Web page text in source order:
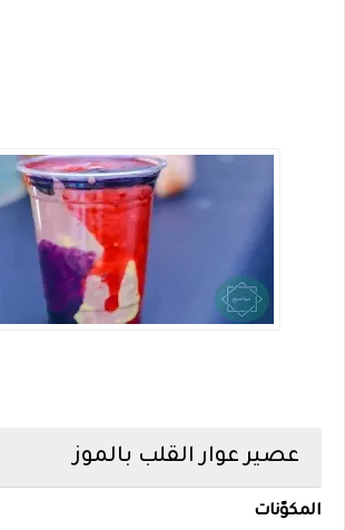
عصير عوار القلب بالموز
المكوّنات